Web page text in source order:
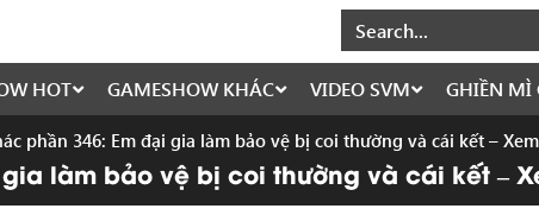
HOT GAMESHOW KHÁC VIDEO SVM GHIỀN MÌ
phần 346: Em đại gia làm bảo vệ bị coi thường và cái kết –
làm bảo vệ bị coi thường và cái kết –